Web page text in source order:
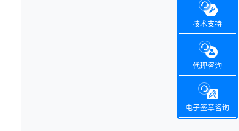
技术支持
代理咨询
电子签章咨询